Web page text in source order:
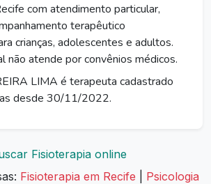
com atendimento particular,
terapêutico
crianças, adolescentes e adultos.
não atende por convênios médicos.
LIMA é terapeuta cadastrado
desde 30/11/2022.
Fisioterapia online
Fisioterapia em Recife
Psicologia